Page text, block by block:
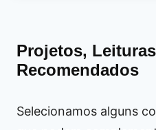
Projetos,
Recomendados
Selecionamos alguns